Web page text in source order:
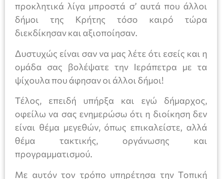
προκλητικά λίγα μπροστά σ’ αυτά που άλλοι
δήμοι της Κρήτης τόσο καιρό τώρα
διεκδίκησαν και αξιοποίησαν.
Δυστυχώς είναι σαν να μας λέτε ότι εσείς και η
ομάδα σας βολέψατε την Ιεράπετρα με τα
ψίχουλα που άφησαν οι άλλοι δήμοι!
Τέλος, επειδή υπήρξα και εγώ δήμαρχος,
οφείλω να σας ενημερώσω ότι η διοίκηση δεν
είναι θέμα μεγεθών, όπως επικαλείστε, αλλά
θέμα τακτικής, οργάνωσης και
προγραμματισμού.
Με αυτόν τον τρόπο υπηρέτησα την Τοπική